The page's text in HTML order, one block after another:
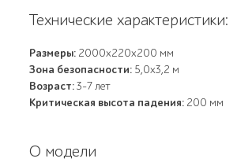
Технические характеристики:
Размеры: 2000х220х200 мм
Зона безопасности: 5,0х3,2 м
Возраст:3-7 лет
Критическая высота падения: 200 мм
О модели